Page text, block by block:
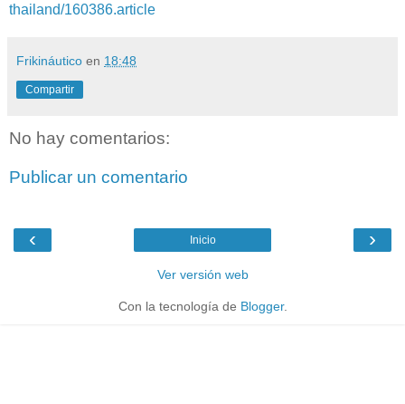
thailand/160386.article
Frikináutico en 18:48
Compartir
No hay comentarios:
Publicar un comentario
‹ ›
Inicio
Ver versión web
Con la tecnología de Blogger.